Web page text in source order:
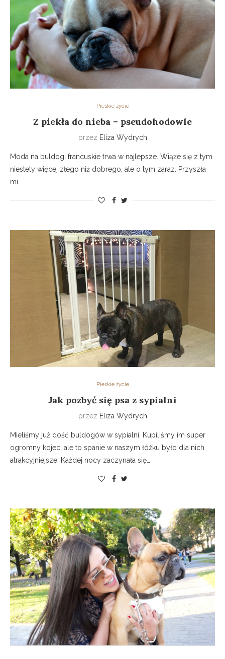
Pieskie życie
Z piekła do nieba – pseudohodowle
przez Eliza Wydrych
Moda na buldogi francuskie trwa w najlepsze. Wiąże się z tym
niestety więcej złego niż dobrego, ale o tym zaraz. Przyszła
mi…
Pieskie życie
Jak pozbyć się psa z sypialni
przez Eliza Wydrych
Mieliśmy już dość buldogów w sypialni. Kupiliśmy im super
ogromny kojec, ale to spanie w naszym łóżku było dla nich
atrakcyjniejsze. Każdej nocy zaczynała się…